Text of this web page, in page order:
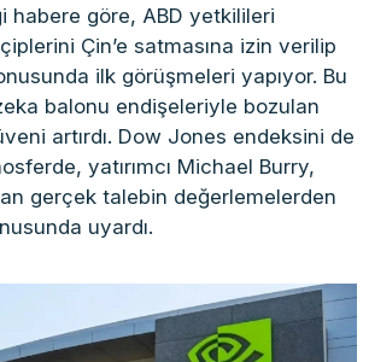
habere göre, ABD yetkilileri
Çin’e satmasına izin verilip
ilk görüşmeleri yapıyor. Bu
balonu endişeleriyle bozulan
artırdı. Dow Jones endeksini de
yatırımcı Michael Burry,
gerçek talebin değerlemelerden
uyardı.